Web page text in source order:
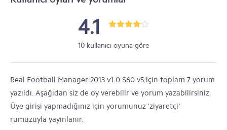
4.1
10 kullanıcı oyuna göre
Real Football Manager 2013 v1.0 S60 v5 için toplam 7 yorum
yazıldı. Aşağıdan siz de oy verebilir ve yorum yazabilirsiniz.
Üye girişi yapmadığınız için yorumunuz 'ziyaretçi'
rumuzuyla yayınlanır.